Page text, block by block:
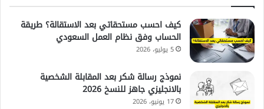
كيف احسب مستحقاتي بعد الاستقالة؟ طريقة
الحساب وفق نظام العمل السعودي
5 يوليو، 2026
نموذج رسالة شكر بعد المقابلة الشخصية
بالانجليزي جاهز للنسخ 2026
17 يونيو، 2026